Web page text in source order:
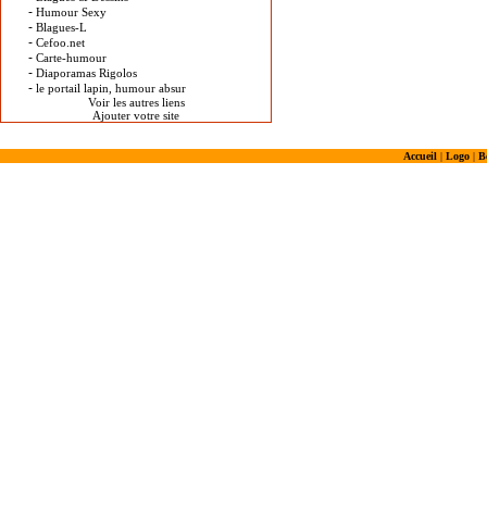
- Humour Sexy
- Blagues-L
- Cefoo.net
- Carte-humour
- Diaporamas Rigolos
- le portail lapin, humour absur
Voir les autres liens
Ajouter votre site
Accueil| Logo|